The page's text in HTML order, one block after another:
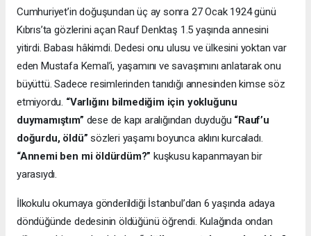
Cumhuriyet’in doğuşundan üç ay sonra 27 Ocak 1924 günü
Kıbrıs’ta gözlerini açan Rauf Denktaş 1.5 yaşında annesini
yitirdi. Babası hâkimdi. Dedesi onu ulusu ve ülkesini yoktan var
eden Mustafa Kemal’i, yaşamını ve savaşımını anlatarak onu
büyüttü. Sadece resimlerinden tanıdığı annesinden kimse söz
etmiyordu. “Varlığını bilmediğim için yokluğunu
duymamıştım” dese de kapı aralığından duyduğu “Rauf’u
doğurdu, öldü” sözleri yaşamı boyunca aklını kurcaladı.
“Annemi ben mi öldürdüm?”kuşkusu kapanmayan bir
yarasıydı.
İlkokulu okumaya gönderildiği İstanbul’dan 6 yaşında adaya
döndüğünde dedesinin öldüğünü öğrendi. Kulağında ondan